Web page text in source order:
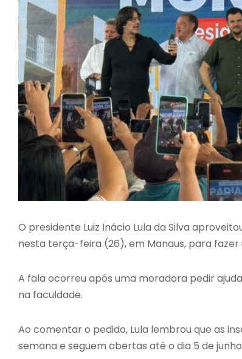
O presidente Luiz Inácio Lula da Silva
nesta terça-feira (26), em Manaus, para fazer
A fala ocorreu após uma moradora pedir
na faculdade.
Ao comentar o pedido, Lula lembrou que as
semana e seguem abertas até o dia 5 de